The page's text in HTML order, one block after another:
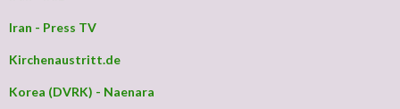
Iran - Press TV
Kirchenaustritt.de
Korea (DVRK) - Naenara